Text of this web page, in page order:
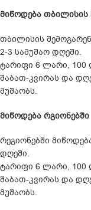
მიწოდება თბილისის
თბილისის
2-3 სამუშაო დღეში.
ტარიფი 6 ლარი,
შაბათ-კვირას და
მუშაობს.
მიწოდება რგიონებში
რეგიონებში
დღეში.
ტარიფი 6 ლარი,
შაბათ-კვირას და
მუშაობს.